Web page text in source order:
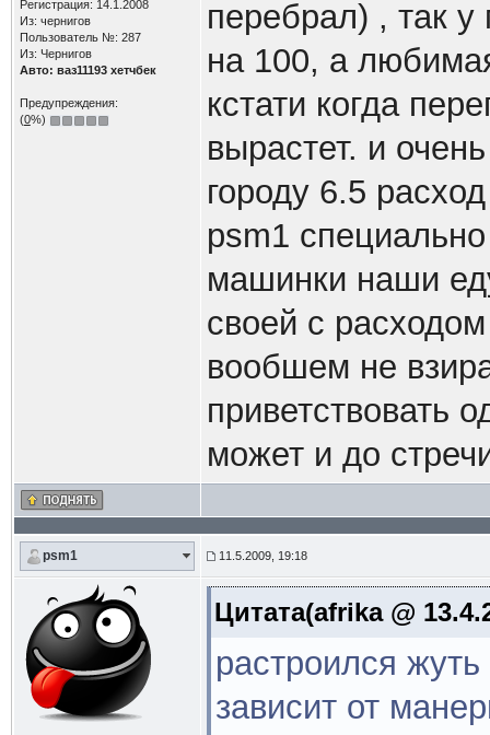
Регистрация: 14.1.2008
Из: чернигов
Пользователь №: 287
Из: Чернигов
Авто: ваз11193 хетчбек
Предупреждения:
(0%)
перебрал) , так
на 100, а
кстати когда
вырастет. и
городу 6.5
psm1
машинки наши
своей с
вообшем не
приветствовать
может и до
psm1 11.5.2009, 19:18
Цитата(afrika @
растроился жуть
зависит от